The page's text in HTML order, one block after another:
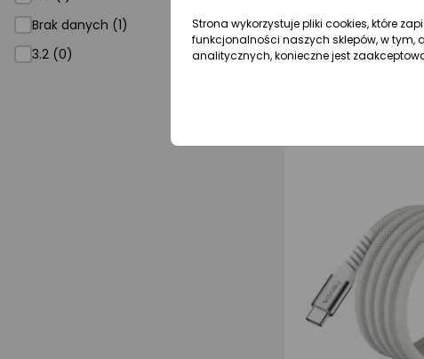
Brak danych (1)
3.2 (0)
Strona wykorzystuje pliki cookies, które
funkcjonalności naszych sklepów, w tym,
analitycznych, konieczne jest